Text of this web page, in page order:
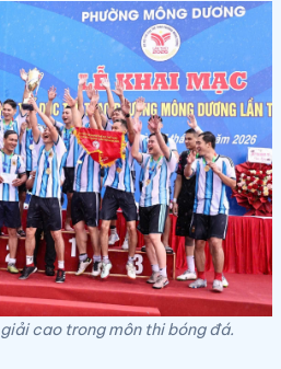
cao trong môn thi bóng đá.